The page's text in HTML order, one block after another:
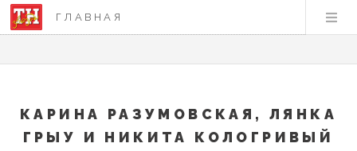
ГЛАВНАЯ
КАРИНА РАЗУМОВСКАЯ, ЛЯНКА
ГРЫУ И НИКИТА КОЛОГРИВЫЙ